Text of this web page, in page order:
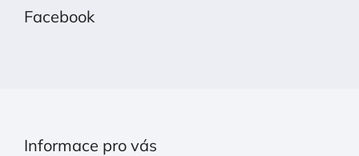
Facebook
Informace pro vás